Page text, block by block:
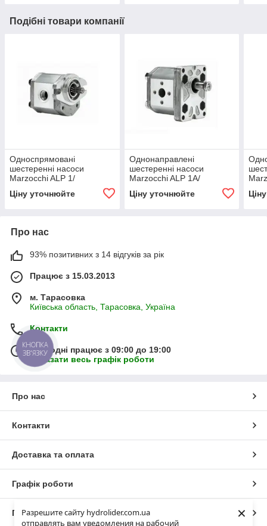
Разрешите сайту hydrolider.com.ua
отправлять вам уведомления на рабочий
×
Подібні товари компанії
Односпрямовані
шестеренні насоси
Marzocchi ALP 1/
pumps ALP 1
Ціну уточнюйте
Однонаправлені
шестеренні насоси
Marzocchi ALP 1A/
pumps ALP 1A
Ціну уточнюйте
Про нас
93% позитивних з 14 відгуків за рік
Працює з 15.03.2013
м. Тарасовка
Київська область, Тарасовка, Україна
Контакти
Сьогодні працює з 09:00 до 19:00
Показати весь графік роботи
Про нас
Контакти
Доставка та оплата
Графік роботи
Повна версія сайту
КНОПКА
ЗВ'ЯЗКУ